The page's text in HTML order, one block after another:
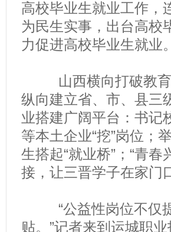
高校毕业生就业工作，
为民生实事，出台高校
力促进高校毕业生就业。
山西横向打破教育
纵向建立省、市、县三
业搭建广阔平台：书记
等本土企业“挖”岗位；
生搭起“就业桥”；“青春
接，让三晋学子在家门
“公益性岗位不仅提
贴。”记者来到运城职